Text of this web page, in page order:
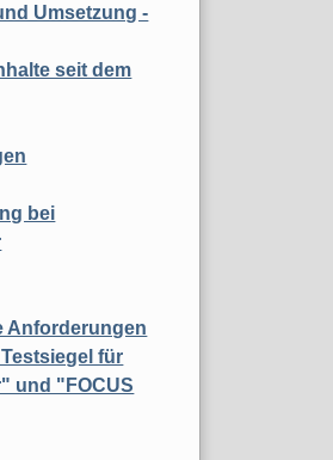
Umsetzung -
seit dem
bei
Anforderungen
für
und "FOCUS